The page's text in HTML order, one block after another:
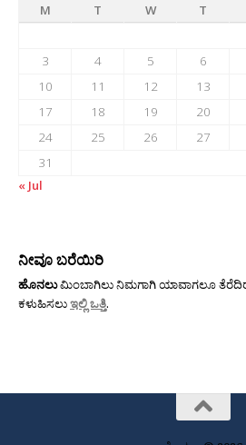
M
T W T
3
4 5 6
10
11 12 13
17
18 19 20
24
25 26 27
31
« Jul
ನೀವೂ ಬರೆಯಿರಿ
ಹೊನಲುಮಿಂಬಾಗಿಲು ನಿಮಗಾಗಿ ಯಾವಾಗಲೂ
ಕಳುಹಿಸಲುಇಲ್ಲಿ ಒತ್ತಿ.